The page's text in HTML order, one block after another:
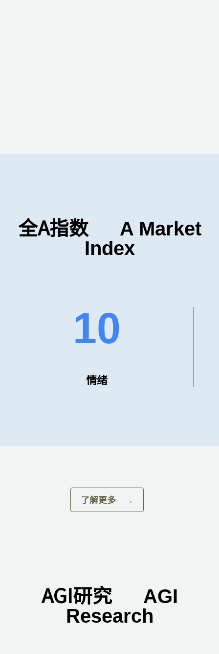
全A指数
A Market
Index
10
情绪
了解更多 →
AGI研究
AGI
Research